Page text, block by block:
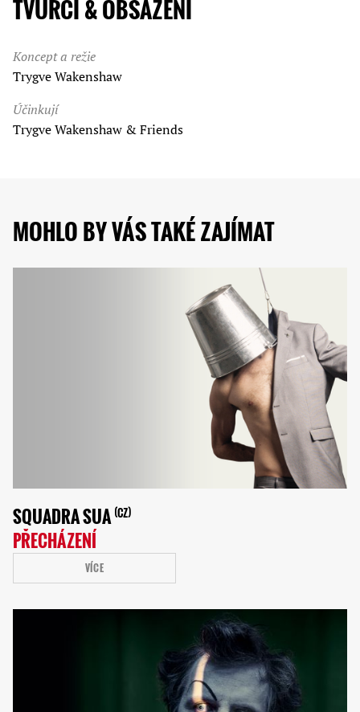
TVŮRCI & OBSAZENÍ
Koncept a režie
Trygve Wakenshaw
Účinkují
Trygve Wakenshaw & Friends
MOHLO BY VÁS TAKÉ ZAJÍMAT
SQUADRA SUA CZ
PŘECHÁZENÍ
VÍCE